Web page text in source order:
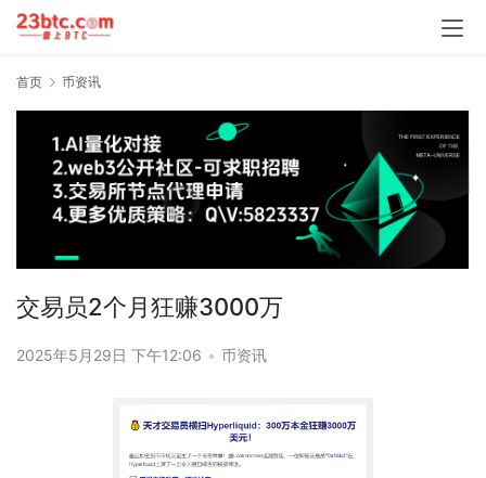
首页 币资讯
交易员2个月狂赚3000万
2025年5月29日 下午12:06 • 币资讯